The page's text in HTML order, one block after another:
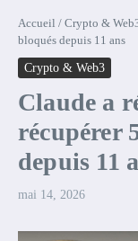
Accueil / Crypto &
bloqués depuis 11 ans
Crypto & Web3
Claude a
récupérer
depuis 11
mai 14, 2026